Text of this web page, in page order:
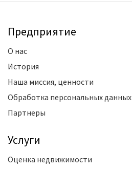
Предприятие
О нас
История
Наша миссия, ценности
Обработка персональных данных
Партнеры
Услуги
Оценка недвижимости